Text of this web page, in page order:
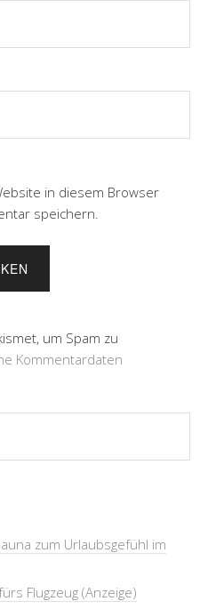
in diesem Browser
speichern.
um Spam zu
Kommentardaten
zum Urlaubsgefühl im
Flugzeug (Anzeige)